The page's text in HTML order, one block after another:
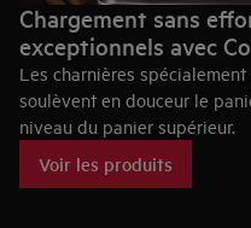
Chargement sans
exceptionnels avec
Les charnières spécialement
soulèvent en douceur le
niveau du panier supérieur.
Voir les produits